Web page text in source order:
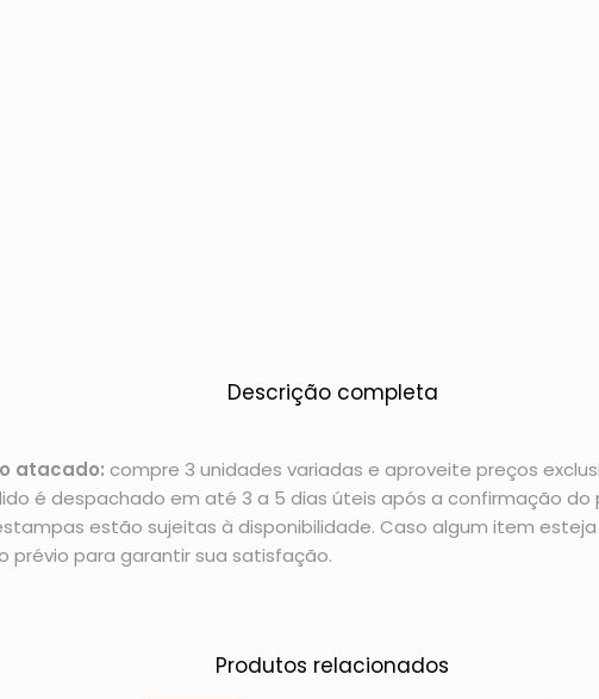
Descrição completa
atacado: compre 3 unidades variadas e aproveite preços
é despachado em até 3 a 5 dias úteis após a confirmação
estão sujeitas à disponibilidade. Caso algum item
prévio para garantir sua satisfação.
Produtos relacionados